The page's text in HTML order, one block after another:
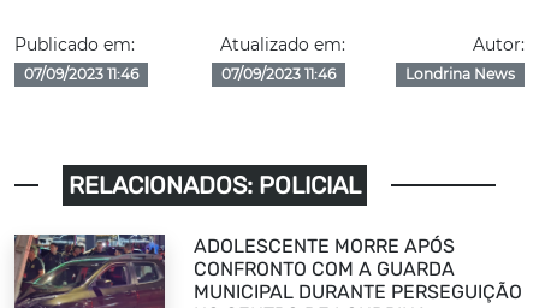
Publicado em:
07/09/2023 11:46
Atualizado em:
07/09/2023 11:46
Autor:
Londrina News
RELACIONADOS: POLICIAL
ADOLESCENTE MORRE APÓS
CONFRONTO COM A GUARDA
MUNICIPAL DURANTE PERSEGUIÇÃO